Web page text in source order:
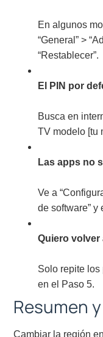
En algunos
“General” >
“Restablecer”.
El PIN por
Busca en
TV modelo [tu
Las apps no
Ve a
de software”
Quiero volver
Solo repite los
en el Paso 5.
Resumen
Cambiar la región